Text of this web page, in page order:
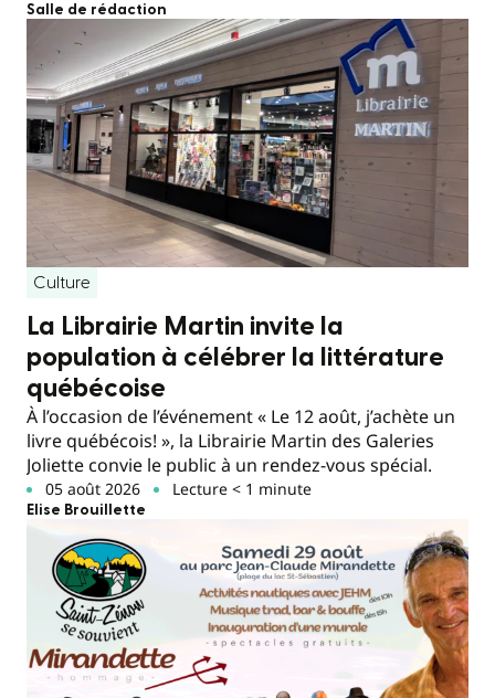
Salle de rédaction
Culture
La Librairie Martin invite la
population à célébrer la littérature
québécoise
À l’occasion de l’événement « Le 12 août, j’achète un
livre québécois! », la Librairie Martin des Galeries
Joliette convie le public à un rendez-vous spécial.
05 août 2026 Lecture < 1 minute
Elise Brouillette